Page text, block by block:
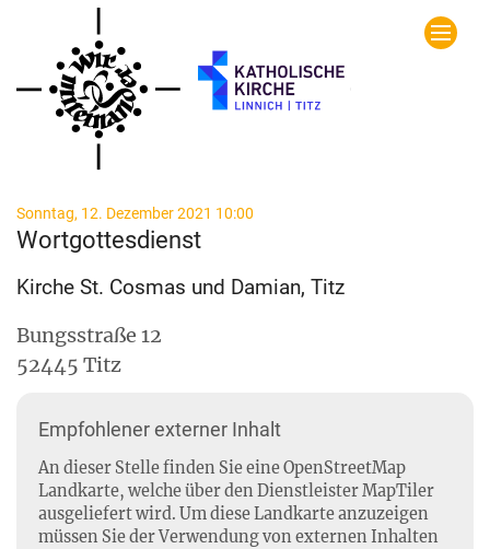
Zum Inhalt springen
Sonntag, 12. Dezember 2021 10:00
Wortgottesdienst
Kirche St. Cosmas und Damian, Titz
Bungsstraße 12
52445 Titz
Empfohlener externer Inhalt
An dieser Stelle finden Sie eine OpenStreetMap
Landkarte, welche über den Dienstleister MapTiler
ausgeliefert wird. Um diese Landkarte anzuzeigen
müssen Sie der Verwendung von externen Inhalten